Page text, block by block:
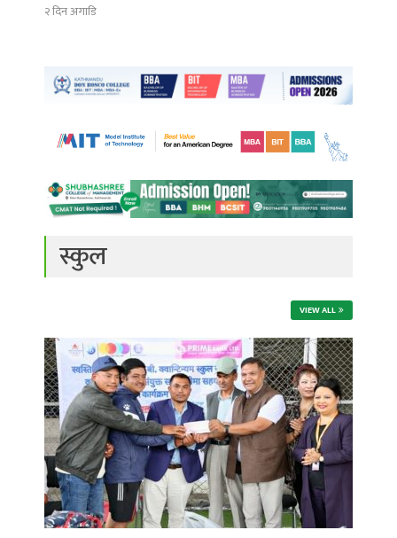
२ दिन अगाडि
स्कुल
VIEW ALL